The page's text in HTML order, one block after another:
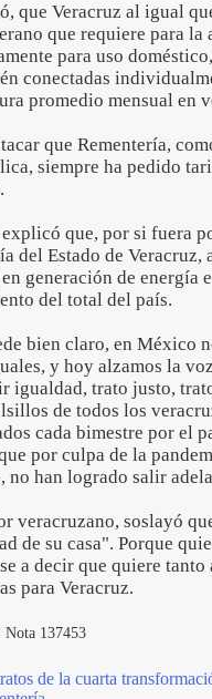
que Veracruz al igual
que requiere para
para uso
conectadas
promedio mensual en
que Rementería,
siempre ha pedido
que, por si fuera
del Estado de
generación de energía
del total del país.
bien claro, en México
y hoy alzamos la
igualdad, trato justo,
de todos los
cada bimestre por el
por culpa de la
no han logrado salir
veracruzano, soslayó
de su casa". Porque
a decir que quiere
para Veracruz.
Nota 137453
de la cuarta